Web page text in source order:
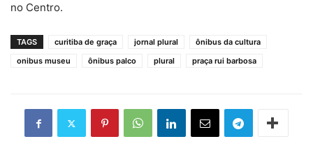
no Centro.
TAGS curitiba de graça jornal plural
ônibus da cultura
onibus museu
ônibus palco plural praça rui barbosa